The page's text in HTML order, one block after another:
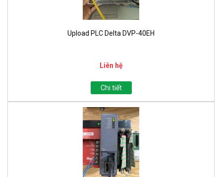
Upload PLC Delta DVP-40EH
Liên hệ
Chi tiết